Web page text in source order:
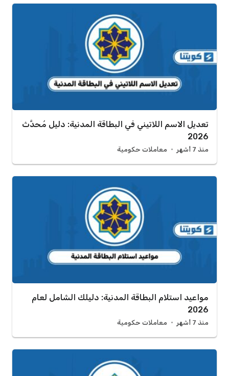
تعديل الاسم اللاتيني في البطاقة المدنية: دليل مُحدَّث
2026
منذ 7 أشهر معاملات حكومية
مواعيد استلام البطاقة المدنية: دليلك الشامل لعام
2026
منذ 7 أشهر معاملات حكومية